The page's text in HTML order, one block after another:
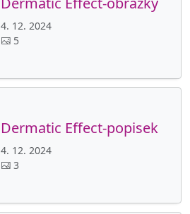
4. 12. 2024
5
Dermatic Effect-popisek
4. 12. 2024
3